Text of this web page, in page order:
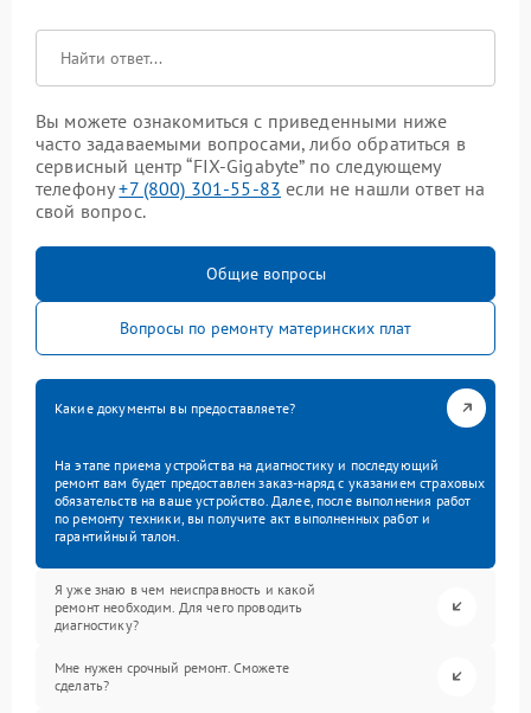
Вы можете ознакомиться с приведенными ниже
часто задаваемыми вопросами, либо обратиться в
сервисный центр “FIX-Gigabyte” по следующему
телефону+7 (800) 301-55-83 если не нашли ответ на
свой вопрос.
Общие вопросы
Вопросы по ремонту материнских плат
Какие документы вы предоставляете?
На этапе приема устройства на диагностику и последующий
ремонт вам будет предоставлен заказ-наряд с указанием страховых
обязательств на ваше устройство. Далее, после выполнения работ
по ремонту техники, вы получите акт выполненных работ и
гарантийный талон.
Я уже знаю в чем неисправность и какой
ремонт необходим. Для чего проводить
диагностику?
Мне нужен срочный ремонт. Сможете
сделать?